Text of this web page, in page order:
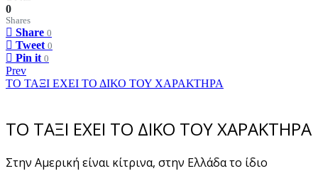
0
Shares
Share 0
Tweet 0
Pin it 0
Prev
ΤΟ ΤΑΞΙ ΕΧΕΙ ΤΟ ΔΙΚΟ ΤΟΥ ΧΑΡΑΚΤΗΡΑ
ΤΟ ΤΑΞΙ ΕΧΕΙ ΤΟ ΔΙΚΟ ΤΟΥ ΧΑΡΑΚΤΗΡΑ
Στην Αμερική είναι κίτρινα, στην Ελλάδα το ίδιο